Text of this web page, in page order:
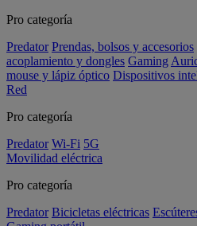
Pro categoría
Predator Prendas, bolsos y accesorios
acoplamiento y dongles Gaming
mouse y lápiz óptico Dispositivos
Red
Pro categoría
Predator Wi-Fi 5G
Movilidad eléctrica
Pro categoría
Predator Bicicletas eléctricas